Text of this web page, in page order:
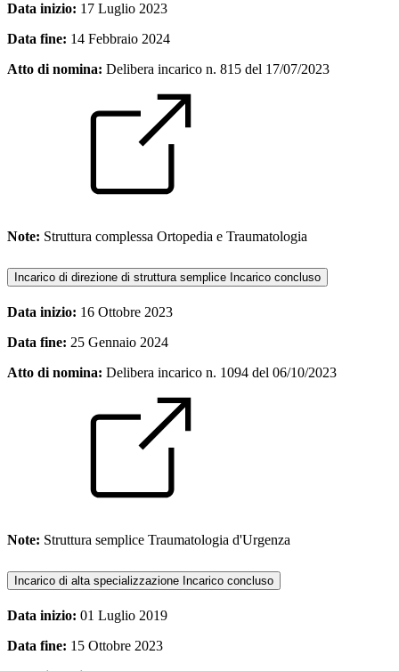
Data inizio: 17 Luglio 2023
Data fine: 14 Febbraio 2024
Atto di nomina: Delibera incarico n. 815 del 17/07/2023
Note: Struttura complessa Ortopedia e Traumatologia
Incarico di direzione di struttura semplice Incarico concluso
Data inizio: 16 Ottobre 2023
Data fine: 25 Gennaio 2024
Atto di nomina: Delibera incarico n. 1094 del 06/10/2023
Note: Struttura semplice Traumatologia d'Urgenza
Incarico di alta specializzazione Incarico concluso
Data inizio: 01 Luglio 2019
Data fine: 15 Ottobre 2023